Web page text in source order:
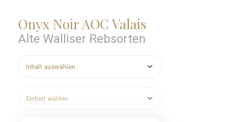
Onyx Noir AOC Valais
Alte Walliser Rebsorten